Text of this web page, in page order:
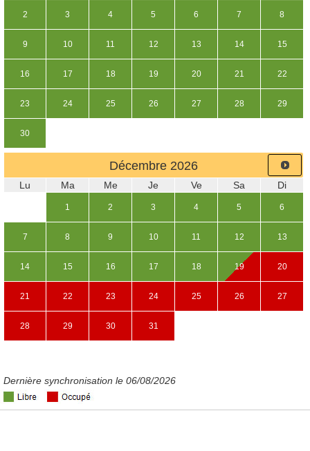
2 3 4 5 6 7 8
9 10 11 12 13 14 15
16 17 18 19 20 21 22
23 24 25 26 27 28 29
30
Décembre 2026
Lu Ma Me Je Ve Sa Di
1 2 3 4 5 6
7 8 9 10 11 12 13
14 15 16 17 18 19 20
21 22 23 24 25 26 27
28 29 30 31
Dernière synchronisation le 06/08/2026